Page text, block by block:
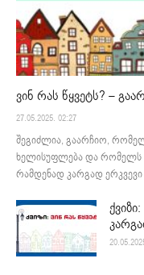
ვინ რას წყვეტს? –
27.05.2025. 02:27
შეგიძლია, გაარჩიო,
ხელისუფლება და რომელს -
რამდენად კარგად